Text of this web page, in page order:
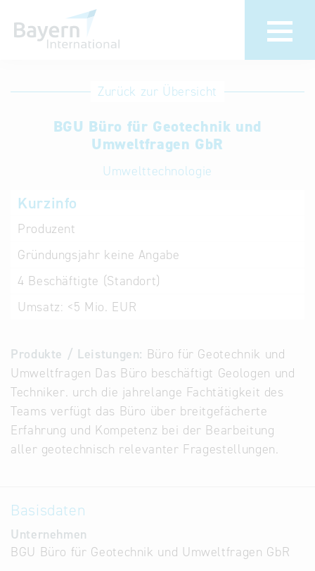
Anmeldung
Unternehmen
anmelden
Eintrag
löschen
Aktualisieren
Sie Ihren
Datenbank
Datenbanken
aus
Österreich
und der
Slowakei
Zurück zur Übersicht
BGU Büro für Geotechnik und
Umweltfragen GbR
Umwelttechnologie
Kurzinfo
Produzent
Gründungsjahr keine Angabe
4 Beschäftigte (Standort)
Umsatz: <5 Mio. EUR
Produkte / Leistungen: Büro für Geotechnik und
Umweltfragen Das Büro beschäftigt Geologen und
Techniker. urch die jahrelange Fachtätigkeit des
Teams verfügt das Büro über breitgefächerte
Erfahrung und Kompetenz bei der Bearbeitung
aller geotechnisch relevanter Fragestellungen.
Basisdaten
Unternehmen
BGU Büro für Geotechnik und Umweltfragen GbR